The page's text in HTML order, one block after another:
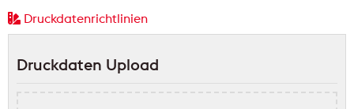
Druckdatenrichtlinien
Druckdaten Upload